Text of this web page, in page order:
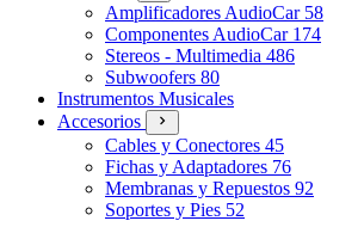
Amplificadores AudioCar 58
Componentes AudioCar 174
Stereos - Multimedia 486
Subwoofers 80
Instrumentos Musicales
Accesorios
Cables y Conectores 45
Fichas y Adaptadores 76
Membranas y Repuestos 92
Soportes y Pies 52